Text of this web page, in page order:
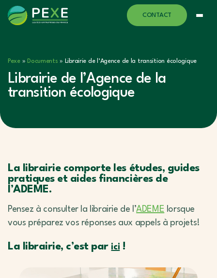
CONTACT
Pexe» Documents » Librairie de l’Agence de la transition écologique
Librairie de l’Agence de la
transition écologique
La librairie comporte les études, guides
pratiques et aides financières de
l’ADEME.
Pensez à consulter la librairie de l’ADEME lorsque
vous préparez vos réponses aux appels à projets!
La librairie, c’est par ici !